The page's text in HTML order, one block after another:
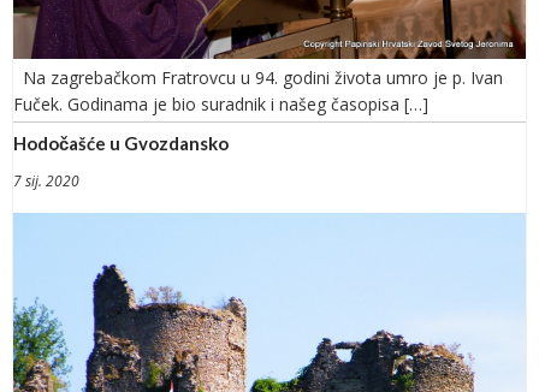
Na zagrebačkom Fratrovcu u 94. godini života umro je p. Ivan
Fuček. Godinama je bio suradnik i našeg časopisa […]
Hodočašće u Gvozdansko
7 sij. 2020